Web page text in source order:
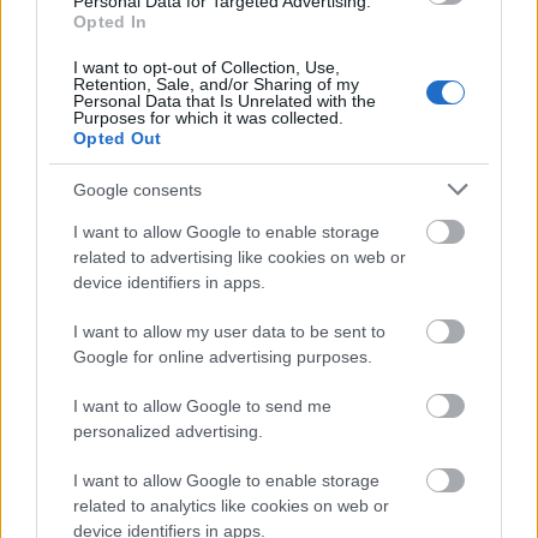
Opted In
I want to opt-out of Collection, Use,
Retention, Sale, and/or Sharing of my
Personal Data that Is Unrelated with the
Purposes for which it was collected.
Opted Out
Google consents
I want to allow Google to enable storage
related to advertising like cookies on web or
device identifiers in apps.
I want to allow my user data to be sent to
Google for online advertising purposes.
I want to allow Google to send me
personalized advertising.
I want to allow Google to enable storage
related to analytics like cookies on web or
device identifiers in apps.
Miután pedig a kutya megjelenik, sajnos még
konfliktuson. A főgonosz egy seggfej és nem is
félelmetes, ráadásul sajnos sokszor a
képtelen
eldönteni, hogy mi akar lenni: kutyás vígjáték vagy
nyomozós krimi. Bevallom, nekem leginkább a
maradt meg, ahol egy érdekesebb konfliktus és
több poén van, meg ott lehet izgulni - itt erre alig
akad lehetőség. A végén megpróbálnak ellőni egy
jajmostmilesz-patront, ami talán a kiskorú nézőket
meghatja, de mivel én tudtam, hogy van folytatás,
Néhány érdekesség: A rendező a felejthető filmek és
sorozat-epizódok készítője, Rob Daniel; az író-
producer pedig Steven Siegel, aki a többi részen is
dolgozott. A mellékszereplők közt egy-egy rövid
jelenetig láthatjuk Ed "Al Bundy" O'Nealt (a
kutyakiképző), Pruitt Taylor Vince-t (a bárban a
főrosszfiú, jellegzetes szemmozgásáról azonnal fel